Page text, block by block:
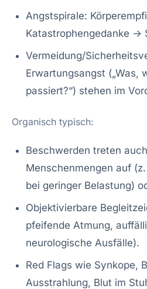
Angstspirale:
Katastrophengedanke →
Vermeidung/
Erwartungsangst („Was,
passiert?“) stehen im
Organisch typisch:
Beschwerden treten
Menschenmengen auf
bei geringer Belastung)
Objektivierbare
pfeifende Atmung,
neurologische Ausfälle).
Red Flags wie Synkope,
Ausstrahlung, Blut im